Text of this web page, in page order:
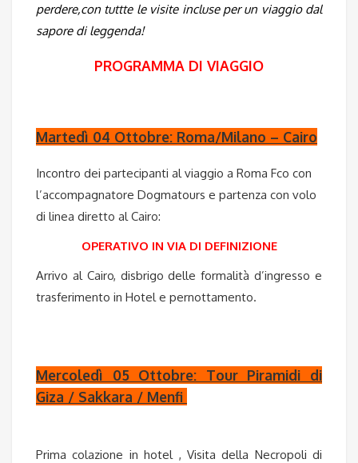
perdere,con tuttte le visite incluse per un viaggio dal
sapore di leggenda!
PROGRAMMA DI VIAGGIO
Martedì 04 Ottobre: Roma/Milano – Cairo
Incontro dei partecipanti al viaggio a Roma Fco con
l’accompagnatore Dogmatours e partenza con volo
di linea diretto al Cairo:
OPERATIVO IN VIA DI DEFINIZIONE
Arrivo al Cairo, disbrigo delle formalità d’ingresso e
trasferimento in Hotel e pernottamento.
Mercoledì 05 Ottobre: Tour Piramidi di
Giza / Sakkara / Menfi
Prima colazione in hotel , Visita della Necropoli di